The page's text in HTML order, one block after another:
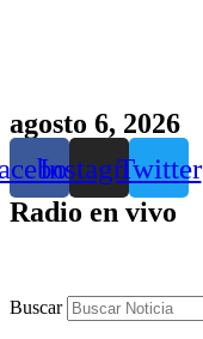
agosto 6, 2026
InstagramTwitter
Radio en vivo
Buscar